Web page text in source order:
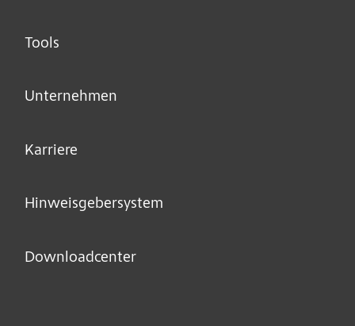
Tools
Unternehmen
Karriere
Hinweisgeber­system
Downloadcenter